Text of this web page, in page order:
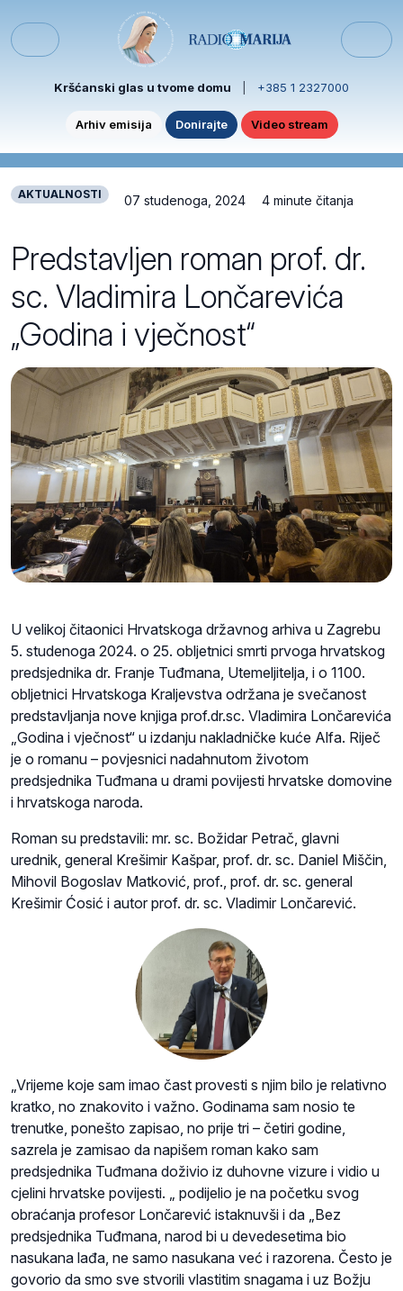
Menu
Kršćanski glas u tvome domu +385 1 2327000
Arhiv emisija Donirajte Video stream
AKTUALNOSTI 07 studenoga, 2024 4 minute čitanja
Predstavljen roman prof. dr.
sc. Vladimira Lončarevića
„Godina i vječnost“
U velikoj čitaonici Hrvatskoga državnog arhiva u Zagrebu
5. studenoga 2024. o 25. obljetnici smrti prvoga hrvatskog
predsjednika dr. Franje Tuđmana, Utemeljitelja, i o 1100.
obljetnici Hrvatskoga Kraljevstva održana je svečanost
predstavljanja nove knjiga prof.dr.sc. Vladimira Lončarevića
„Godina i vječnost“ u izdanju nakladničke kuće Alfa. Riječ
je o romanu – povjesnici nadahnutom životom
predsjednika Tuđmana u drami povijesti hrvatske domovine
i hrvatskoga naroda.
Roman su predstavili: mr. sc. Božidar Petrač, glavni
urednik, general Krešimir Kašpar, prof. dr. sc. Daniel Miščin,
Mihovil Bogoslav Matković, prof., prof. dr. sc. general
Krešimir Ćosić i autor prof. dr. sc. Vladimir Lončarević.
„Vrijeme koje sam imao čast provesti s njim bilo je relativno
kratko, no znakovito i važno. Godinama sam nosio te
trenutke, ponešto zapisao, no prije tri – četiri godine,
sazrela je zamisao da napišem roman kako sam
predsjednika Tuđmana doživio iz duhovne vizure i vidio u
cjelini hrvatske povijesti. „ podijelio je na početku svog
obraćanja profesor Lončarević istaknuvši i da „Bez
predsjednika Tuđmana, narod bi u devedesetima bio
nasukana lađa, ne samo nasukana već i razorena. Često je
govorio da smo sve stvorili vlastitim snagama i uz Božju